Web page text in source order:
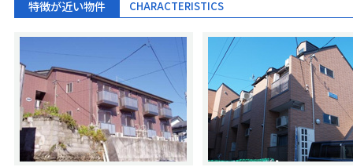
特徴が近い物件 CHARACTERISTICS